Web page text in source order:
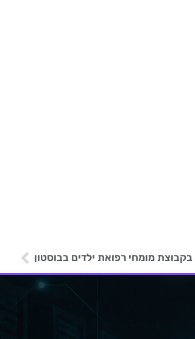
מומחי רפואת ילדים בבוסטון